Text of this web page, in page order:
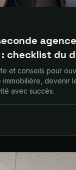
agence
: checklist du
et conseils pour
devenir
avec succès.